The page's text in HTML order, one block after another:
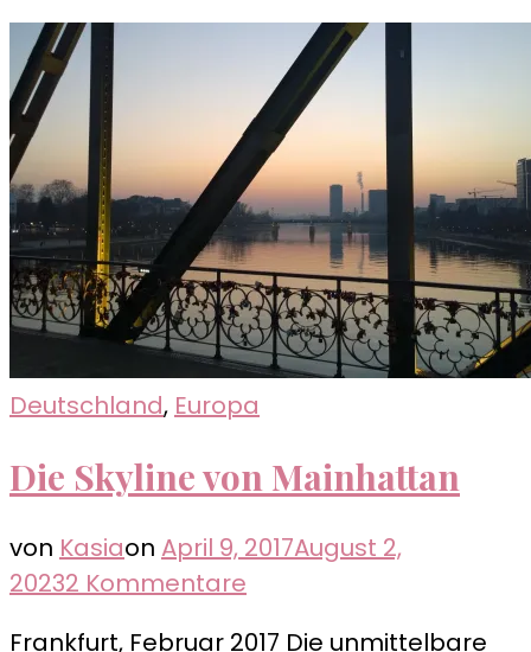
in
Deutschland, Europa
Die Skyline von Mainhattan
von Kasiaon April 9, 2017August 2,
20232 Kommentare
Frankfurt, Februar 2017 Die unmittelbare